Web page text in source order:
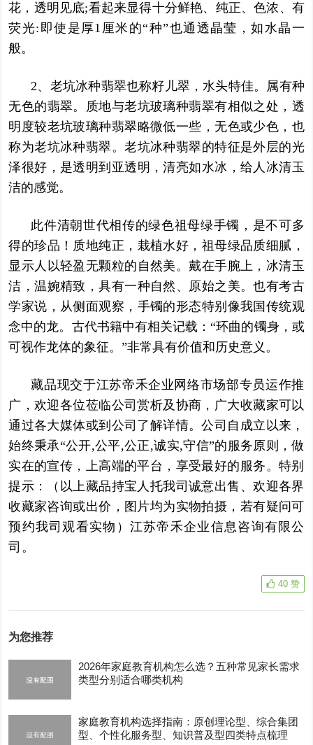
花，透明见底;看起来显得十分鲜艳、纯正、色浓、有
荧光:即使是厚1厘米的“种”也通透晶莹，如水晶一
般。
2、老坑冰种翡翠也称籽儿翠，水头特佳。属有种
无色的翡翠。质地与老坑玻璃种翡翠有相似之处，透
明度较老坑玻璃种翡翠略微低一些，无色或少色，也
称为老坑冰种翡翠。老坑冰种翡翠的特征是外层的光
泽很好，是透明到亚透明，清亮如水冰，给人冰清玉
洁的感觉。
此件清朝世代相传的绿色祖母绿手镯，是不可多
得的珍品！质地纯正，栽植水好，祖母绿品质细腻，
显示人以轻盈无颗粒的自然美。戴在手腕上，冰清玉
洁，温婉精致，具有一种自然、原始之美。也有考古
学家说，从侧面观察，手镯的形态特别像我国传统观
念中的龙。古代书籍中有相关记载：“环曲的镯身，或
可视作龙体的象征。”非常具有价值和历史意义。
藏品现交于江苏帝禾企业网络市场部专员运作推
广，欢迎各位莅临公司赏析及协商，广大收藏家可以
通过各大媒体或到公司了解详情。公司自成立以来，
始终秉承“公开,公平,公正,诚实,守信”的服务原则，做
实在的宣传，上高端的平台，享受最好的服务。特别
提示：（以上藏品持宝人托我司诚意出售、欢迎各界
收藏家咨询或出价，图片均为实物拍摄，若有疑问可
预约我司观看实物）江苏帝禾企业信息咨询有限公
司。
40 赞
为您推荐
2026年家庭教育机构怎么选？五种常见家长需求
类型分别适合哪类机构
家庭教育机构选择指南：原创理论型、综合集团
型、个性化服务型、知识普及型四类特点梳理